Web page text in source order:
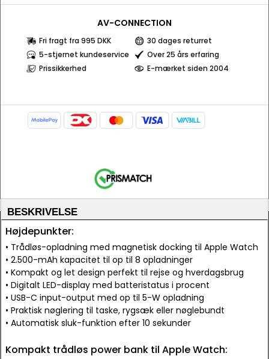
AV-CONNECTION
Fri fragt fra 995 DKK
30 dages returret
5-stjernet kundeservice
Over 25 års erfaring
Prissikkerhed
E-mærket siden 2004
BESKRIVELSE
Højdepunkter:
• Trådløs-opladning med magnetisk docking til Apple Watch
• 2.500-mAh kapacitet til op til 8 opladninger
• Kompakt og let design perfekt til rejse og hverdagsbrug
• Digitalt LED-display med batteristatus i procent
• USB-C input-output med op til 5-W opladning
• Praktisk nøglering til taske, rygsæk eller nøglebundt
• Automatisk sluk-funktion efter 10 sekunder
Kompakt trådløs power bank til Apple Watch: